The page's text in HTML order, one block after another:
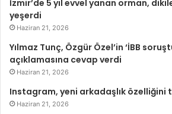
İzmir’de 5 yıl evvel yanan orman,
yeşerdi
Haziran 21, 2026
Yılmaz Tunç, Özgür Özel’in ‘İBB
açıklamasına cevap verdi
Haziran 21, 2026
Instagram, yeni arkadaşlık özelliğini
Haziran 21, 2026